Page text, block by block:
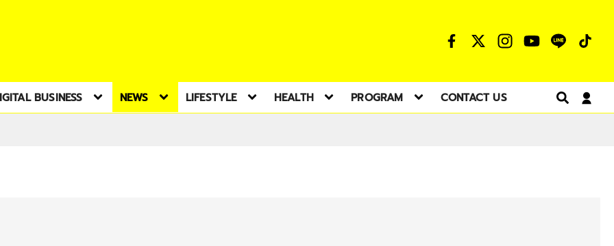
BUSINESS NEWS LIFESTYLE HEALTH PROGRAM CONTACT US